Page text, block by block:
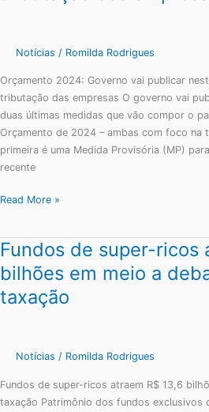
Notícias / Romilda Rodrigues
Orçamento 2024: Governo vai publicar
tributação das empresas O governo vai
duas últimas medidas que vão compor o
Orçamento de 2024 – ambas com foco na
primeira é uma Medida Provisória (MP)
recente
quinta
e
PL
com
foco
na
tributação
empresas
Read More »
Fundos de super-ricos
bilhões em meio a
taxação
Notícias / Romilda Rodrigues
Fundos de super-ricos atraem R$ 13,6
taxação Patrimônio dos fundos exclusivos
Fundos
de
super-
ricos
13,6
em
meio